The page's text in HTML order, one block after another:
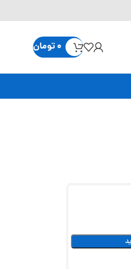
0تومان